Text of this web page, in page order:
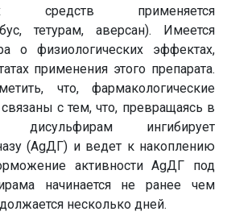
средств применяется
тетурам, аверсан). Имеется
о физиологических эффектах,
применения этого препарата.
что, фармакологические
с тем, что, превращаясь в
дисульфирам ингибирует
(AgДГ) и ведет к накоплению
активности AgДГ под
начинается не ранее чем
несколько дней.